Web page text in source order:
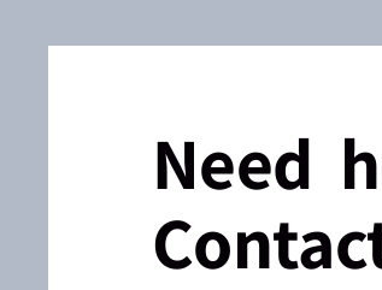
Need